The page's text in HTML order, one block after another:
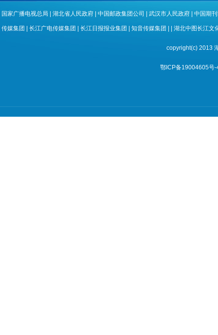
国家广播电视总局 湖北省人民政府| 中国邮政集团公司 武汉市人民政府| 中国期
传媒集团 长江广电传媒集团 长江日报报业集团 知音传媒集团 湖北中图长江文
copyright(c) 2013
鄂ICP备19004605号-